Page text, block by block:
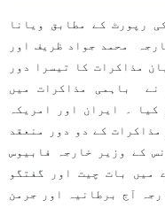
رپورٹ کے مطابق ویانا
محمد جواد ظریف اور
مذاکرات کا تیسرا دور
نے باہمی مذاکرات میں
۔ ایران اور امریکہ
کے دو دور منعقد
کے وزير خارجہ فابیوس
میں بات چیت اور گفتگو
آج برطانیہ اور جرمن